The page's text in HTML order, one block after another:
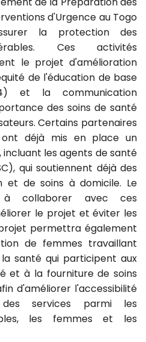
d'Urgence au Togo
la protection des
Ces activités
le projet d'amélioration
de l'éducation de base
et la communication
des soins de santé
Certains partenaires
déjà mis en place un
incluant les agents de santé
qui soutiennent déjà des
et de soins à domicile. Le
à collaborer avec ces
le projet et éviter les
permettra également
de femmes travaillant
santé qui participent aux
et à la fourniture de soins
d'améliorer l'accessibilité
services parmi les
les femmes et les